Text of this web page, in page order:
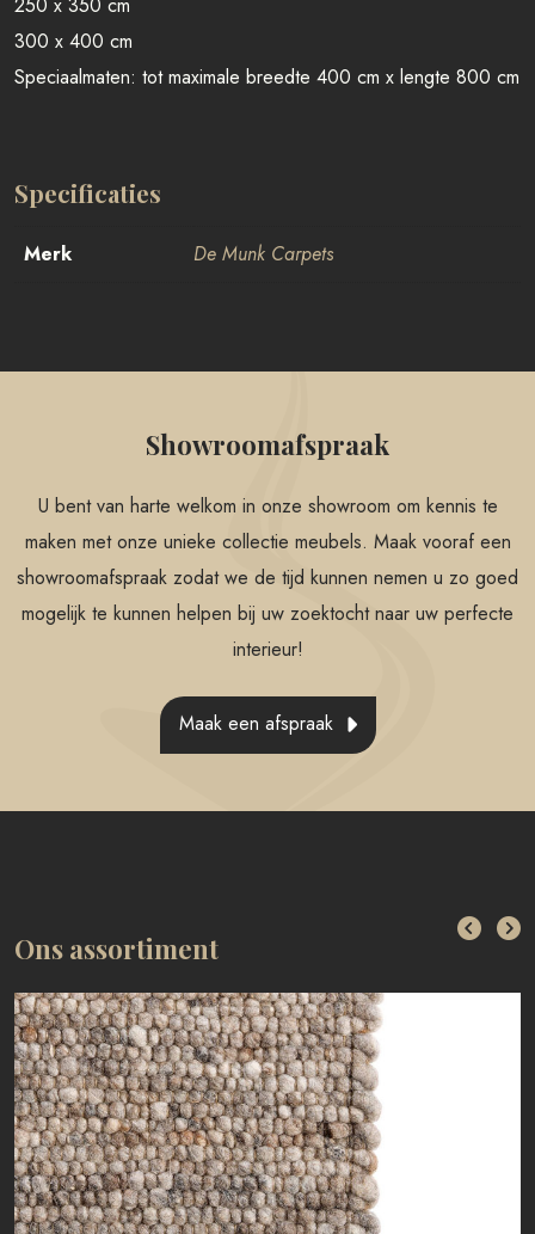
300 x 400 cm
Speciaalmaten: tot maximale breedte 400 cm x lengte 800 cm
Specificaties
Merk De Munk Carpets
Showroomafspraak
U bent van harte welkom in onze showroom om kennis te
maken met onze unieke collectie meubels. Maak vooraf een
showroomafspraak zodat we de tijd kunnen nemen u zo goed
mogelijk te kunnen helpen bij uw zoektocht naar uw perfecte
interieur!
Maak een afspraak
Ons assortiment